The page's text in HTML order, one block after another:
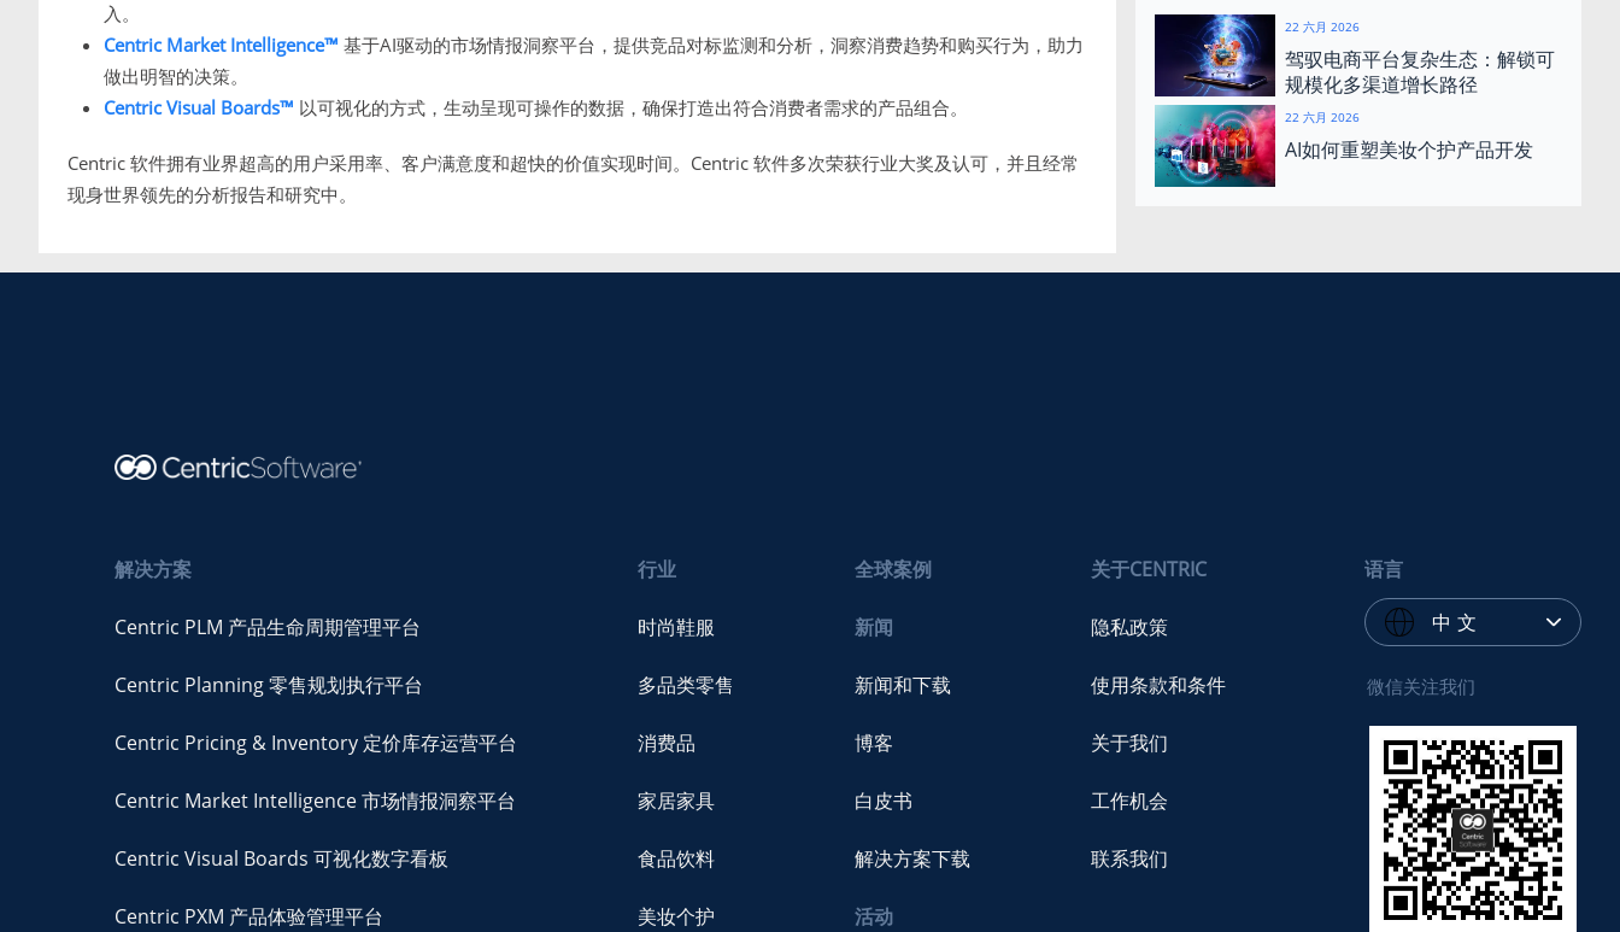
入。
Centric Market Intelligence™ 基于AI驱动的市场情报洞察平台，提供竞品对标监测和分析，洞察消费趋势和购买行为，助力
做出明智的决策。
Centric Visual Boards™ 以可视化的方式，生动呈现可操作的数据，确保打造出符合消费者需求的产品组合。
Centric 软件拥有业界超高的用户采用率、客户满意度和超快的价值实现时间。Centric 软件多次荣获行业大奖及认可，并且经常
现身世界领先的分析报告和研究中。
22 六月 2026
驾驭电商平台复杂生态：解锁可
规模化多渠道增长路径
22 六月 2026
AI如何重塑美妆个护产品开发
解决方案
Centric PLM 产品生命周期管理平台
Centric Planning 零售规划执行平台
Centric Pricing & Inventory 定价库存运营平台
Centric Market Intelligence 市场情报洞察平台
Centric Visual Boards 可视化数字看板
Centric PXM 产品体验管理平台
行业
时尚鞋服
多品类零售
消费品
家居家具
食品饮料
美妆个护
全球案例
新闻
新闻和下载
博客
白皮书
解决方案下载
活动
关于CENTRIC
隐私政策
使用条款和条件
关于我们
工作机会
联系我们
语言
中 文
微信关注我们